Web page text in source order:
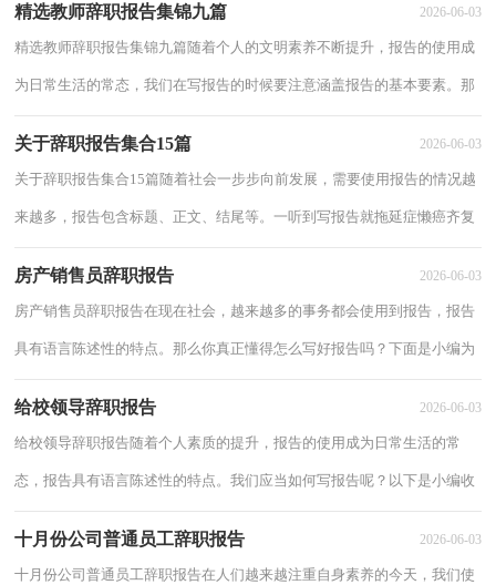
精选教师辞职报告集锦九篇 2026-06-03
精选教师辞职报告集锦九篇随着个人的文明素养不断提升，报告的使用成
为日常生活的常态，我们在写报告的时候要注意涵盖报告的基本要素。那
关于辞职报告集合15篇 2026-06-03
关于辞职报告集合15篇随着社会一步步向前发展，需要使用报告的情况越
来越多，报告包含标题、正文、结尾等。一听到写报告就拖延症懒癌齐复
房产销售员辞职报告 2026-06-03
房产销售员辞职报告在现在社会，越来越多的事务都会使用到报告，报告
具有语言陈述性的特点。那么你真正懂得怎么写好报告吗？下面是小编为
给校领导辞职报告 2026-06-03
给校领导辞职报告随着个人素质的提升，报告的使用成为日常生活的常
态，报告具有语言陈述性的特点。我们应当如何写报告呢？以下是小编收
十月份公司普通员工辞职报告 2026-06-03
十月份公司普通员工辞职报告在人们越来越注重自身素养的今天，我们使